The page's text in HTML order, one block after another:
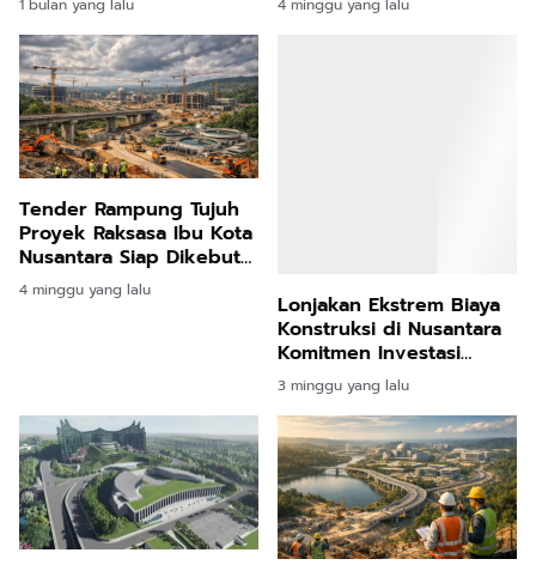
Kondisi Terlalu Sepi
1 bulan yang lalu 4 minggu yang lalu
Tender Rampung Tujuh
Proyek Raksasa Ibu Kota
Nusantara Siap Dikebut
Pemerintah
4 minggu yang lalu
Lonjakan Ekstrem Biaya
Konstruksi di Nusantara
Komitmen Investasi
Pakuwon Jati Terbukti
Tangguh
3 minggu yang lalu